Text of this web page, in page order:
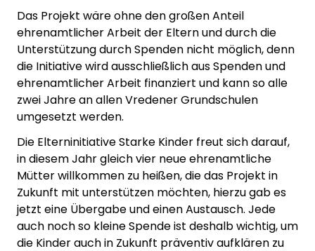
Das Projekt wäre ohne den großen Anteil
ehrenamtlicher Arbeit der Eltern und durch die
Unterstützung durch Spenden nicht möglich, denn
die Initiative wird ausschließlich aus Spenden und
ehrenamtlicher Arbeit finanziert und kann so alle
zwei Jahre an allen Vredener Grundschulen
umgesetzt werden.
Die Elterninitiative Starke Kinder freut sich darauf,
in diesem Jahr gleich vier neue ehrenamtliche
Mütter willkommen zu heißen, die das Projekt in
Zukunft mit unterstützen möchten, hierzu gab es
jetzt eine Übergabe und einen Austausch. Jede
auch noch so kleine Spende ist deshalb wichtig, um
die Kinder auch in Zukunft präventiv aufklären zu